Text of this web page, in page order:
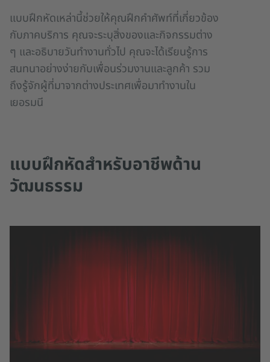
แบบฝึกหัดเหล่านี้ช่วยให้คุณฝึกคำศัพท์ที่เกี่ยวข้อง
กับภาคบริการ คุณจะระบุสิ่งของและกิจกรรมต่าง
ๆ และอธิบายวันทำงานทั่วไป คุณจะได้เรียนรู้การ
สนทนาอย่างง่ายกับเพื่อนร่วมงานและลูกค้า รวม
ถึงรู้จักผู้ที่มาจากต่างประเทศเพื่อมาทำงานใน
เยอรมนี
แบบฝึกหัดสำหรับอาชีพด้าน
วัฒนธรรม